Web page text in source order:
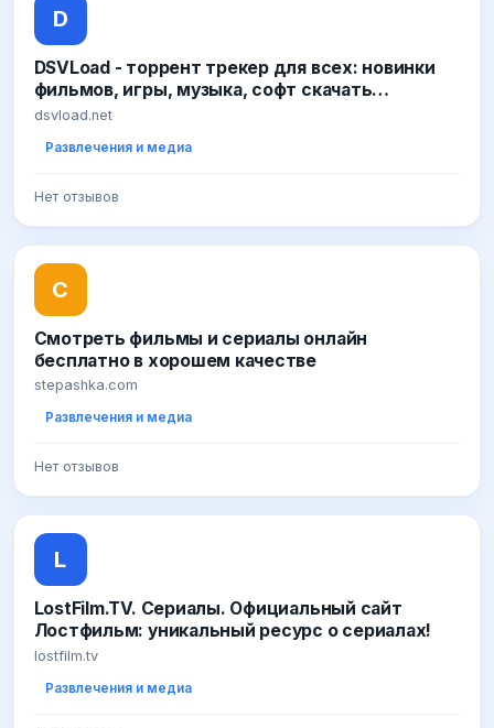
D
DSVLoad - торрент трекер для всех: новинки
фильмов, игры, музыка, софт скачать
бесплатно на высокой скорости
dsvload.net
Развлечения и медиа
Нет отзывов
С
Смотреть фильмы и сериалы онлайн
бесплатно в хорошем качестве
stepashka.com
Развлечения и медиа
Нет отзывов
L
LostFilm.TV. Сериалы. Официальный сайт
Лостфильм: уникальный ресурс о сериалах!
lostfilm.tv
Развлечения и медиа